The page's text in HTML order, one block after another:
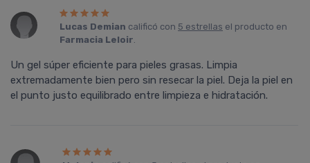
Lucas Demian calificó con 5 estrellas el producto en
Farmacia Leloir.
Un gel súper eficiente para pieles grasas. Limpia
extremadamente bien pero sin resecar la piel. Deja la piel en
el punto justo equilibrado entre limpieza e hidratación.